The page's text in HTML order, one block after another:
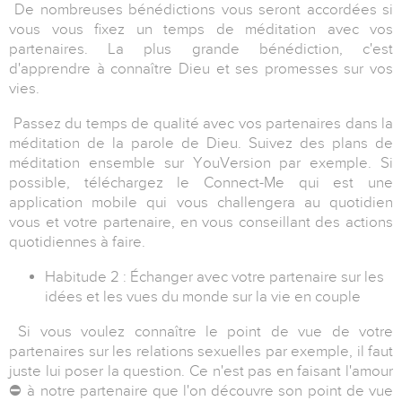
De nombreuses bénédictions vous seront accordées si
vous vous fixez un temps de méditation avec vos
partenaires. La plus grande bénédiction, c'est
d'apprendre à connaître Dieu et ses promesses sur vos
vies.
Passez du temps de qualité avec vos partenaires dans la
méditation de la parole de Dieu. Suivez des plans de
méditation ensemble sur YouVersion par exemple. Si
possible, téléchargez le Connect-Me qui est une
application mobile qui vous challengera au quotidien
vous et votre partenaire, en vous conseillant des actions
quotidiennes à faire.
Habitude 2 : Échanger avec votre partenaire sur les
idées et les vues du monde sur la vie en couple
Si vous voulez connaître le point de vue de votre
partenaires sur les relations sexuelles par exemple, il faut
juste lui poser la question. Ce n'est pas en faisant l'amour
⛔️ à notre partenaire que l'on découvre son point de vue